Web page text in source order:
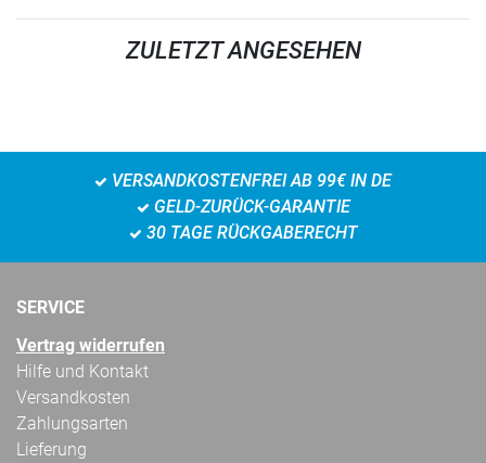
ZULETZT ANGESEHEN
VERSANDKOSTENFREI AB 99€ IN DE
GELD-ZURÜCK-GARANTIE
30 TAGE RÜCKGABERECHT
SERVICE
Vertrag widerrufen
Hilfe und Kontakt
Versandkosten
Zahlungsarten
Lieferung